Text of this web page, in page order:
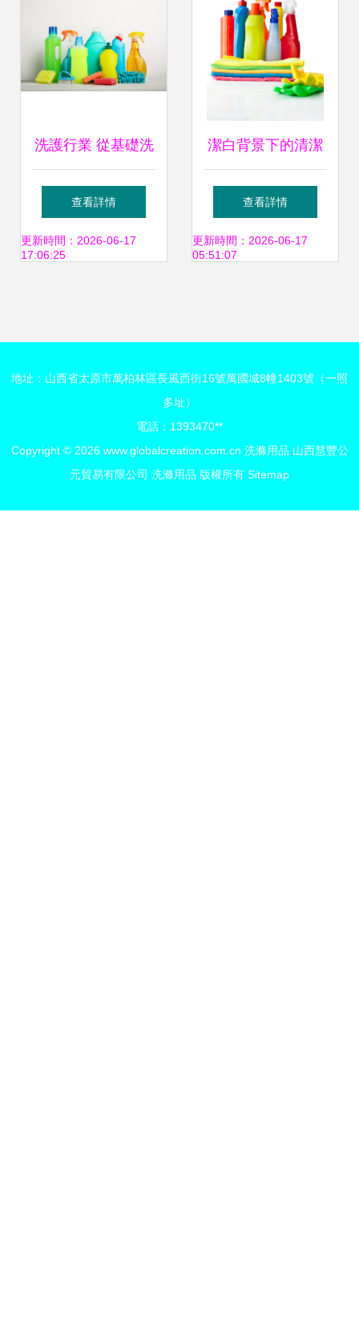
洗護行業 從基礎洗
滌到創新服務的多
元生態
查看詳情
更新時間：2026-06-17
17:06:25
潔白背景下的清潔
伙伴 探索現代洗滌
用品的多樣魅力
查看詳情
更新時間：2026-06-17
05:51:07
地址：山西省太原市萬柏林區長風西街16號萬國城8幢1403號（一照
多址）
電話：1393470**
Copyright © 2026 www.globalcreation.com.cn 洗滌用品 山西慧豐公
元貿易有限公司 洗滌用品 版權所有 Sitemap